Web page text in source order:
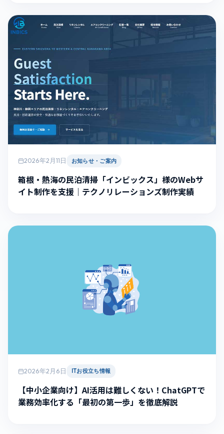
2026年2月11日 お知らせ・ご案内
箱根・熱海の民泊清掃「インビックス」様のWebサ
イト制作を支援｜テクノリレーションズ制作実績
2026年2月6日 ITお役立ち情報
【中小企業向け】AI活用は難しくない！ChatGPTで
業務効率化する「最初の第一歩」を徹底解説